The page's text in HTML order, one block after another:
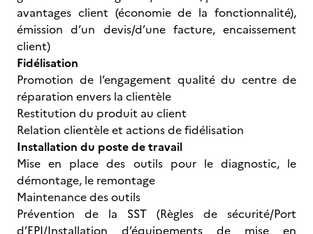
avantages client (économie de la fonctionnalité),
émission d’un devis/d’une facture, encaissement
client)
Fidélisation
Promotion de l’engagement qualité du centre de
réparation envers la clientèle
Restitution du produit au client
Relation clientèle et actions de fidélisation
Installation du poste de travail
Mise en place des outils pour le diagnostic, le
démontage, le remontage
Maintenance des outils
Prévention de la SST (Règles de sécurité/Port
d’EPI/Installation d’équipements de mise en